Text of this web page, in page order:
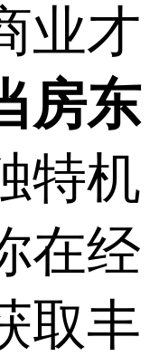
业才
房东
特机
在经
取丰